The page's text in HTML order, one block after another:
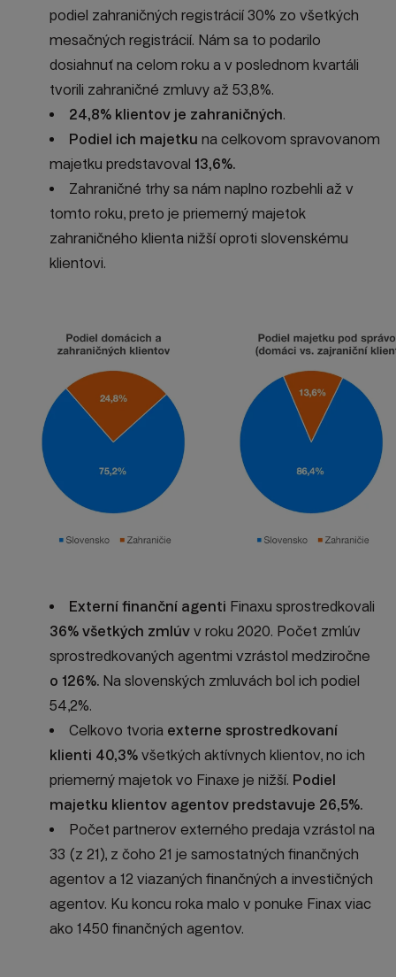
podiel zahraničných registrácií 30% zo všetkých
mesačných registrácií. Nám sa to podarilo
dosiahnuť na celom roku a v poslednom kvartáli
tvorili zahraničné zmluvy až 53,8%.
24,8% klientov je zahraničných.
Podiel ich majetku na celkovom spravovanom
majetku predstavoval 13,6%.
Zahraničné trhy sa nám naplno rozbehli až v
tomto roku, preto je priemerný majetok
zahraničného klienta nižší oproti slovenskému
klientovi.
Externí finanční agenti Finaxu sprostredkovali
36% všetkých zmlúv v roku 2020. Počet zmlúv
sprostredkovaných agentmi vzrástol medziročne
o 126%. Na slovenských zmluvách bol ich podiel
54,2%.
Celkovo tvoria externe sprostredkovaní
klienti 40,3% všetkých aktívnych klientov, no ich
priemerný majetok vo Finaxe je nižší. Podiel
majetku klientov agentov predstavuje 26,5%.
Počet partnerov externého predaja vzrástol na
33 (z 21), z čoho 21 je samostatných finančných
agentov a 12 viazaných finančných a investičných
agentov. Ku koncu roka malo v ponuke Finax viac
ako 1450 finančných agentov.